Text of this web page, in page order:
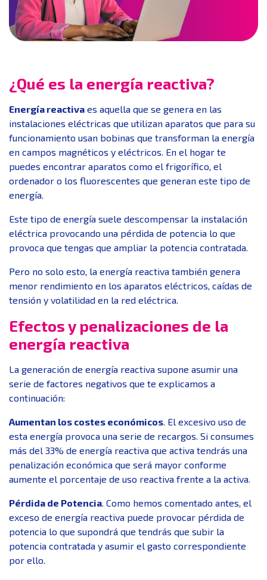
¿Qué es la energía reactiva?
Energía reactiva es aquella que se genera en las
instalaciones eléctricas que utilizan aparatos que para su
funcionamiento usan bobinas que transforman la energía
en campos magnéticos y eléctricos. En el hogar te
puedes encontrar aparatos como el frigorífico, el
ordenador o los fluorescentes que generan este tipo de
energía.
Este tipo de energía suele descompensar la instalación
eléctrica provocando una pérdida de potencia lo que
provoca que tengas que ampliar la potencia contratada.
Pero no solo esto, la energía reactiva también genera
menor rendimiento en los aparatos eléctricos, caídas de
tensión y volatilidad en la red eléctrica.
Efectos y penalizaciones de la
energía reactiva
La generación de energía reactiva supone asumir una
serie de factores negativos que te explicamos a
continuación:
Aumentan los costes económicos . El excesivo uso de
esta energía provoca una serie de recargos. Si consumes
más del 33% de energía reactiva que activa tendrás una
penalización económica que será mayor conforme
aumente el porcentaje de uso reactiva frente a la activa.
Pérdida de Potencia . Como hemos comentado antes, el
exceso de energía reactiva puede provocar pérdida de
potencia lo que supondrá que tendrás que subir la
potencia contratada y asumir el gasto correspondiente
por ello.